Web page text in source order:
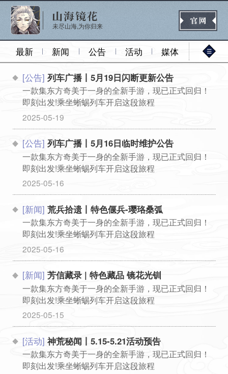
未尽山海,为你归来
最新 新闻 公告 活动 媒体
官网首页
新闻
热门 新手 进阶
[公告] 列车广播丨5月19日闪断更新公告
一款集东方奇美于一身的全新手游，现已正式回归！
即刻出发!乘坐蜥蜴列车开启这段旅程
...
2025-05-19
[公告] 列车广播丨5月16日临时维护公告
一款集东方奇美于一身的全新手游，现已正式回归！
即刻出发!乘坐蜥蜴列车开启这段旅程
...
2025-05-16
[新闻] 荒兵拾遗丨特色偃兵-璎珞桑弧
一款集东方奇美于一身的全新手游，现已正式回归！
即刻出发!乘坐蜥蜴列车开启这段旅程
...
2025-05-16
[新闻] 芳信藏录 | 特色藏品 镜花光钏
一款集东方奇美于一身的全新手游，现已正式回归！
即刻出发!乘坐蜥蜴列车开启这段旅程
...
2025-05-15
[活动]神荒秘闻丨5.15-5.21活动预告
一款集东方奇美于一身的全新手游，现已正式回归！
即刻出发!乘坐蜥蜴列车开启这段旅程
...